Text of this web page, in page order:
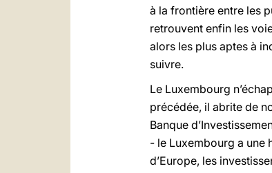
à la frontière entre les
retrouvent enfin les
alors les plus aptes à
suivre.
Le Luxembourg
précédée, il abrite de
Banque
- le Luxembourg a une
d’Europe, les